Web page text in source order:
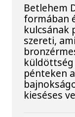
Betlehem
formában
kulcsának
szereti,
pénteken
kieséses